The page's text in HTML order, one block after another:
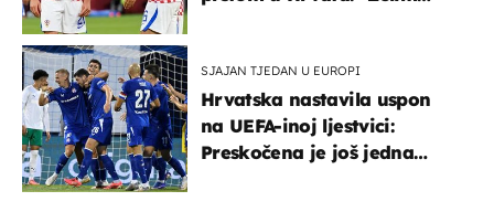
SJAJAN TJEDAN U EUROPI
Hrvatska nastavila uspon
na UEFA-inoj ljestvici:
Preskočena je još jedna